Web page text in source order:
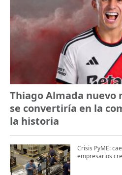
Thiago Almada nuevo
se convertiría en la
la historia
Crisis PyME:
empresarios